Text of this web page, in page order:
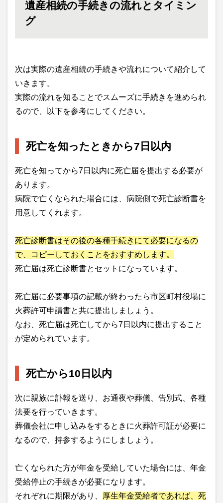
遺産相続の手続きの流れとタイミン
グ
次は実際の遺産相続の手続きや流れについて紹介して
いきます。
実際の流れを知ることでスムーズに手続きを進められ
るので、以下を参考にしてください。
死亡を知ったときから7日以内
死亡を知ってから7日以内に死亡届を提出する必要が
あります。
病院で亡くなられた場合には、病院側で死亡診断書を
用意してくれます。
死亡診断書はその後の各種手続きにて必要になるの
で、コピーしておくことをおすすめします。
死亡届は死亡診断書とセットになっています。
死亡届に必要事項の記載が終わったら市区町村役場に
火葬許可申請書と共に提出しましょう。
なお、死亡届は死亡してから7日以内に提出すること
が定められています。
死亡から10日以内
次に親族に訃報を送り、お通夜や葬儀、告別式、各種
法要を行っていきます。
葬儀会社に申し込みをするときに火葬許可証が必要に
なるので、持参するようにしましょう。
亡くなられた方が年金を受給していた場合には、年金
受給停止の手続きが必要になります。
それぞれに期限があり、
厚生年金受給者であれば、死